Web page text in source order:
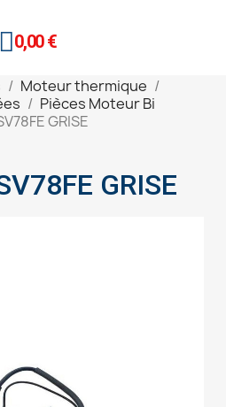
0,00 €
Moteur thermique
Pièces Moteur Bi
GRISE
GRISE